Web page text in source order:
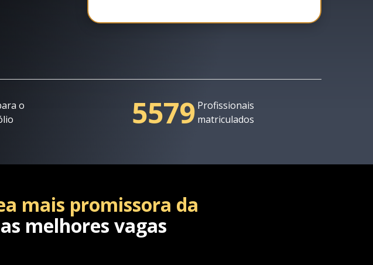
o
5579 Profissionais
matriculados
mais promissora da
melhores vagas